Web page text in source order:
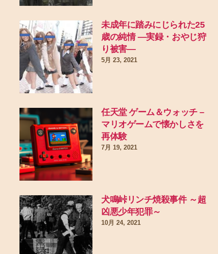
未成年に踏みにじられた25
歳の純情 ―実録・おやじ狩
り被害―
5月 23, 2021
任天堂 ゲーム＆ウォッチ –
マリオゲームで懐かしさを
再体験
7月 19, 2021
犬鳴峠リンチ焼殺事件 ～超
凶悪少年犯罪～
10月 24, 2021